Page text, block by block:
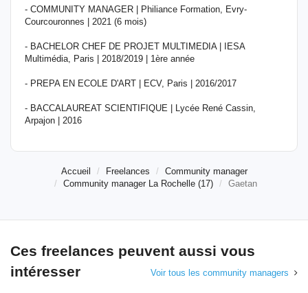
- COMMUNITY MANAGER | Philiance Formation, Evry-
Courcouronnes | 2021 (6 mois)
- BACHELOR CHEF DE PROJET MULTIMEDIA | IESA
Multimédia, Paris | 2018/2019 | 1ère année
- PREPA EN ECOLE D'ART | ECV, Paris | 2016/2017
- BACCALAUREAT SCIENTIFIQUE | Lycée René Cassin,
Arpajon | 2016
Accueil Freelances
Community manager
Community manager La Rochelle (17)
Gaetan
Ces freelances peuvent aussi vous
intéresser
Voir tous les community managers